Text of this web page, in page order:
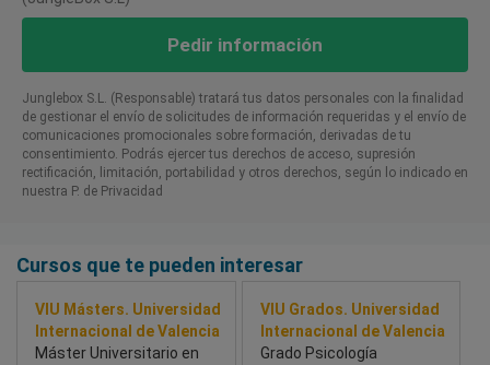
Pedir información
Junglebox S.L. (Responsable) tratará tus datos personales con la finalidad
de gestionar el envío de solicitudes de información requeridas y el envío de
comunicaciones promocionales sobre formación, derivadas de tu
consentimiento. Podrás ejercer tus derechos de acceso, supresión
rectificación, limitación, portabilidad y otros derechos, según lo indicado en
nuestra P. de Privacidad​
Cursos que te pueden interesar
VIU Másters. Universidad
Internacional de Valencia
Máster Universitario en
VIU Grados. Universidad
Internacional de Valencia
Grado Psicología